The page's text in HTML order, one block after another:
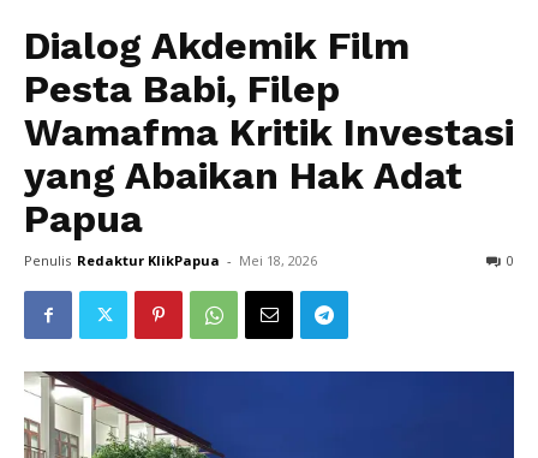
Dialog Akdemik Film
Pesta Babi, Filep
Wamafma Kritik Investasi
yang Abaikan Hak Adat
Papua
Penulis Redaktur KlikPapua - Mei 18, 2026 0